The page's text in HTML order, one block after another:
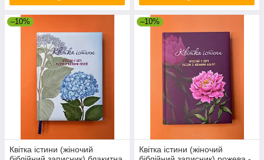
–10%
Квітка істини (жіночий
–10%
Квітка істини (жіночий